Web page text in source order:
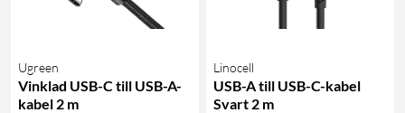
Ugreen
Vinklad USB-C till USB-A-
kabel 2 m
Linocell
USB-A till USB-C-kabel
Svart 2 m